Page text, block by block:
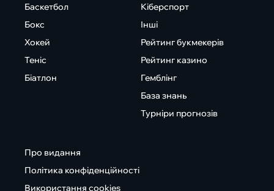
Баскетбол
Бокс
Хокей
Теніс
Біатлон
Кіберспорт
Інші
Рейтинг букмекерів
Рейтинг казино
Гемблінг
База знань
Турніри прогнозів
Про видання
Політика конфіденційності
Використання cookies